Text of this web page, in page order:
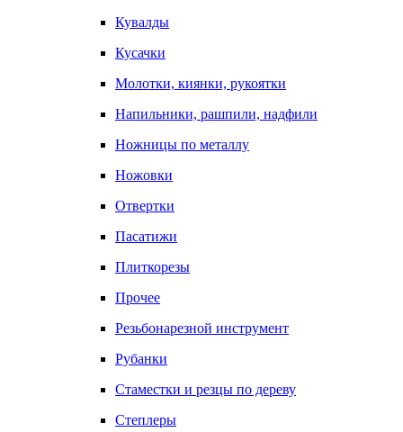
Кувалды
Кусачки
Молотки, киянки, рукоятки
Напильники, рашпили, надфили
Ножницы по металлу
Ножовки
Отвертки
Пасатижи
Плиткорезы
Прочее
Резьбонарезной инструмент
Рубанки
Стаместки и резцы по дереву
Степлеры